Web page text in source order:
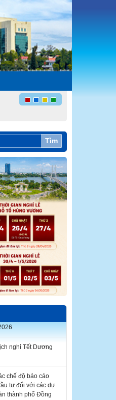
Tìm
nghỉ Tết Nguyên
nghỉ Tết Dương
chế độ báo cáo
tư đối với các dự
thành phố Đồng